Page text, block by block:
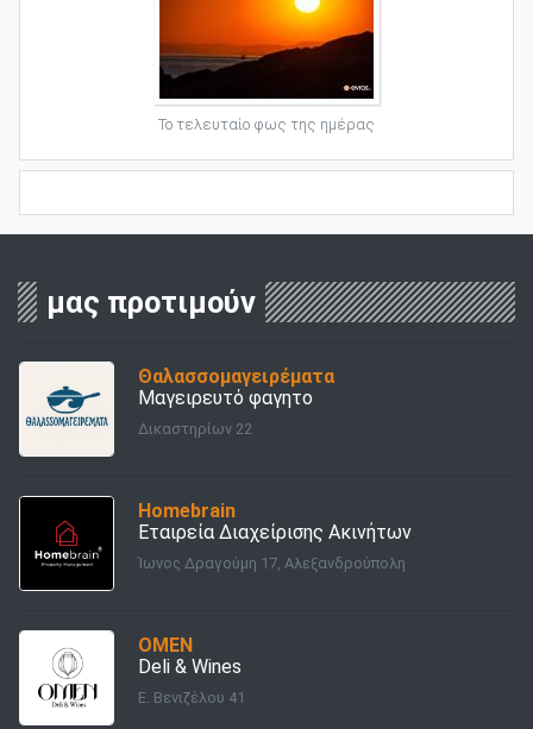
Το τελευταίο φως της ημέρας
μας προτιμούν
Θαλασσομαγειρέματα
Μαγειρευτό φαγητο
Δικαστηρίων 22
Homebrain
Εταιρεία Διαχείρισης Ακινήτων
Ίωνος Δραγούμη 17, Αλεξανδρούπολη
OMEN
Deli & Wines
Ε. Βενιζέλου 41